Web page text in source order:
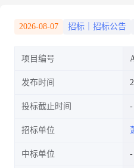
2026-08-07 招标｜招标公告
项目编号
发布时间
投标截止时间
招标单位
中标单位